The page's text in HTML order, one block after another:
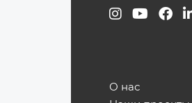
О нас